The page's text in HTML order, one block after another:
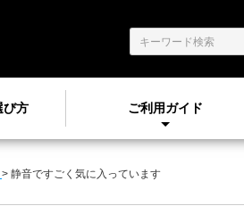
び方 ご利用ガイド
> 静音ですごく気に入っています